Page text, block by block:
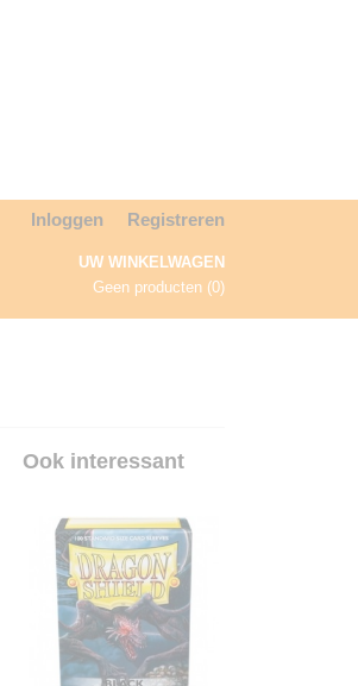
Inloggen Registreren
UW WINKELWAGEN
Geen producten (0)
Ook interessant